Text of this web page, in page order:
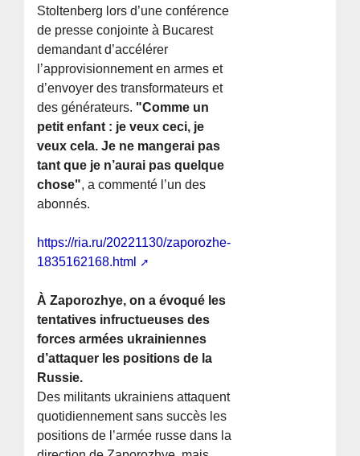
Stoltenberg lors d’une conférence
de presse conjointe à Bucarest
demandant d’accélérer
l’approvisionnement en armes et
d’envoyer des transformateurs et
des générateurs. "Comme un
petit enfant : je veux ceci, je
veux cela. Je ne mangerai pas
tant que je n’aurai pas quelque
chose", a commenté l’un des
abonnés.
https://ria.ru/20221130/zaporozhe-
1835162168.html
À Zaporozhye, on a évoqué les
tentatives infructueuses des
forces armées ukrainiennes
d’attaquer les positions de la
Russie.
Des militants ukrainiens attaquent
quotidiennement sans succès les
positions de l’armée russe dans la